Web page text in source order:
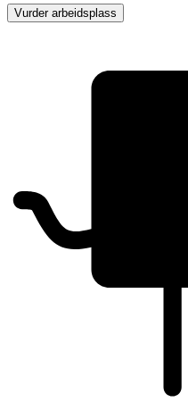
Vurder arbeidsplass